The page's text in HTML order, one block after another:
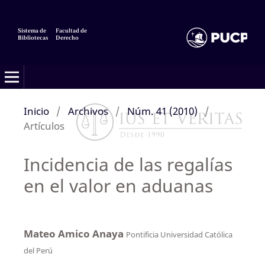
Sistema de
Bibliotecas
Facultad de
Derecho
Inicio / Archivos / Núm. 41 (2010) /
Artículos
Incidencia de las regalías
en el valor en aduanas
Mateo Amico Anaya Pontificia Universidad Católica
del Perú